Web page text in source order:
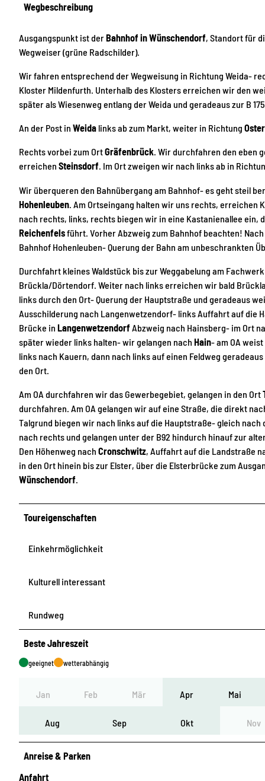
Wegbeschreibung
Ausgangspunkt ist derBahnhof in Wünschendorf, Standort für
Wegweiser (grüne Radschilder).
Wir fahren entsprechend der Wegweisung in Richtung Weida-
Kloster Mildenfurth. Unterhalb des Klosters erreichen wir den
später als Wiesenweg entlang der Weida und geradeaus zur B
An der Post in Weida links ab zum Markt, weiter in Richtung
Rechts vorbei zum OrtGräfenbrück. Wir durchfahren den eben
erreichen Steinsdorf. Im Ort zweigen wir nach links ab in
Wir überqueren den Bahnübergang am Bahnhof- es geht steil
Hohenleuben . Am Ortseingang halten wir uns rechts, erreichen
nach rechts, links, rechts biegen wir in eine Kastanienallee ein,
Reichenfelsführt. Vorher Abzweig zum Bahnhof beachten!
Bahnhof Hohenleuben- Querung der Bahn am unbeschrankten
Durchfahrt kleines Waldstück bis zur Weggabelung am
Brückla/Dörtendorf. Weiter nach links erreichen wir bald
links durch den Ort- Querung der Hauptstraße und geradeaus
Ausschilderung nach Langenwetzendorf- links Auffahrt auf die
Brücke in Langenwetzendorf Abzweig nach Hainsberg- im Ort
später wieder links halten- wir gelangen nach Hain- am OA
links nach Kauern, dann nach links auf einen Feldweg
den Ort.
Am OA durchfahren wir das Gewerbegebiet, gelangen in den Ort
durchfahren. Am OA gelangen wir auf eine Straße, die direkt
Talgrund biegen wir nach links auf die Hauptstraße- gleich nach
nach rechts und gelangen unter der B92 hindurch hinauf zur
Den Höhenweg nach Cronschwitz, Auffahrt auf die Landstraße
in den Ort hinein bis zur Elster, über die Elsterbrücke zum
Wünschendorf
Toureigenschaften
Einkehrmöglichkeit
Kulturell interessant
Rundweg
Beste Jahreszeit
geeignet wetterabhängig
Jan Feb Mär Apr Mai
Aug Sep Okt Nov
Anreise & Parken
Anfahrt